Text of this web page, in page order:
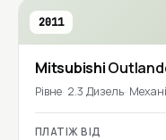
2011
Mitsubishi
Рівне 2.3 Дизель
ПЛАТІЖ ВІД